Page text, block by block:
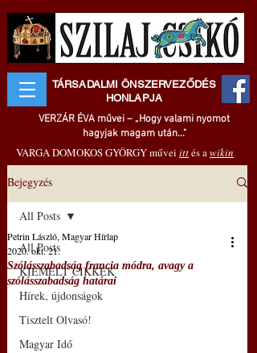
TÁRSADALMI ÖNSZERVEZŐDÉS
HONLAPJA
VERZÁR ÉVA művei – „Hogy valami nyomot
hagyjak magam után..."
VARGA DOMOKOS GYÖRGY művei ittés awikin
Bejegyzés
All Posts
KIEMELT CIKKEK
Hírek, újdonságok
Tisztelt Olvasó!
Magyar Idő
All Posts
Szólásszabadság francia módra, avagy a
szólásszabadság határai
Petrin László, Magyar Hírlap
2020. okt. 21.